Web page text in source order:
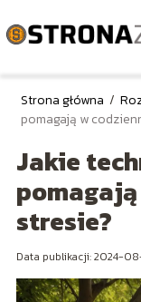
Strona główna /
pomagają w
Jakie
stresie?
Data publikacji: 2024-